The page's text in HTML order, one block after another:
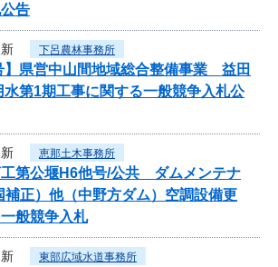
告
下呂農林事務所
】県営中山間地域総合整備事業 益田
水第1期工事に関する一般競争入札公
恵那土木事務所
工第公堰H6他号/公共 ダムメンテナ
補正）他（中野方ダム）空調設備更
般競争入札
東部広域水道事務所